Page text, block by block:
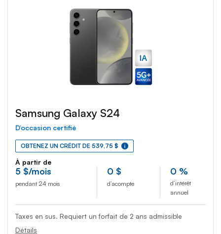
Samsung Galaxy S24
D’occasion certifié
OBTENEZ UN CRÉDIT DE 539,75 $
À partir de
5 $/mois
pendant 24 mois
0 $
d’acompte
0 %
d’intérêt
annuel
Taxes en sus. Requiert un forfait de 2 ans admissible
Détails